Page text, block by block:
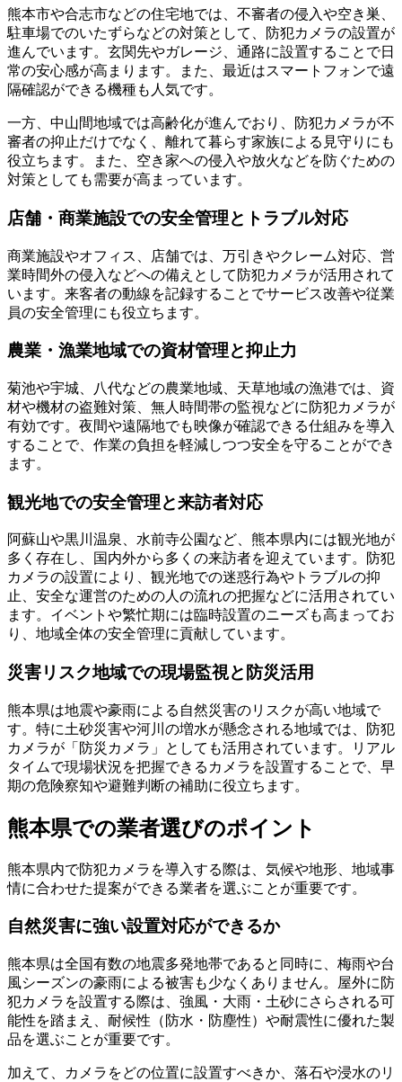
熊本市や合志市などの住宅地では、不審者の侵入や空き巣、
駐車場でのいたずらなどの対策として、防犯カメラの設置が
進んでいます。玄関先やガレージ、通路に設置することで日
常の安心感が高まります。また、最近はスマートフォンで遠
隔確認ができる機種も人気です。
一方、中山間地域では高齢化が進んでおり、防犯カメラが不
審者の抑止だけでなく、離れて暮らす家族による見守りにも
役立ちます。また、空き家への侵入や放火などを防ぐための
対策としても需要が高まっています。
店舗・商業施設での安全管理とトラブル対応
商業施設やオフィス、店舗では、万引きやクレーム対応、営
業時間外の侵入などへの備えとして防犯カメラが活用されて
います。来客者の動線を記録することでサービス改善や従業
員の安全管理にも役立ちます。
農業・漁業地域での資材管理と抑止力
菊池や宇城、八代などの農業地域、天草地域の漁港では、資
材や機材の盗難対策、無人時間帯の監視などに防犯カメラが
有効です。夜間や遠隔地でも映像が確認できる仕組みを導入
することで、作業の負担を軽減しつつ安全を守ることができ
ます。
観光地での安全管理と来訪者対応
阿蘇山や黒川温泉、水前寺公園など、熊本県内には観光地が
多く存在し、国内外から多くの来訪者を迎えています。防犯
カメラの設置により、観光地での迷惑行為やトラブルの抑
止、安全な運営のための人の流れの把握などに活用されてい
ます。イベントや繁忙期には臨時設置のニーズも高まってお
り、地域全体の安全管理に貢献しています。
災害リスク地域での現場監視と防災活用
熊本県は地震や豪雨による自然災害のリスクが高い地域で
す。特に土砂災害や河川の増水が懸念される地域では、防犯
カメラが「防災カメラ」としても活用されています。リアル
タイムで現場状況を把握できるカメラを設置することで、早
期の危険察知や避難判断の補助に役立ちます。
熊本県での業者選びのポイント
熊本県内で防犯カメラを導入する際は、気候や地形、地域事
情に合わせた提案ができる業者を選ぶことが重要です。
自然災害に強い設置対応ができるか
熊本県は全国有数の地震多発地帯であると同時に、梅雨や台
風シーズンの豪雨による被害も少なくありません。屋外に防
犯カメラを設置する際は、強風・大雨・土砂にさらされる可
能性を踏まえ、耐候性（防水・防塵性）や耐震性に優れた製
品を選ぶことが重要です。
加えて、カメラをどの位置に設置すべきか、落石や浸水のリ